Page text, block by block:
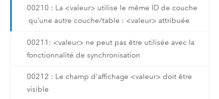
00210 : La <valeur> utilise le même ID de couche
qu’une autre couche/table : <valeur> attribuée
00211: <valeur> ne peut pas être utilisée avec la
fonctionnalité de synchronisation
00212 : Le champ d'affichage <valeur> doit être
visible